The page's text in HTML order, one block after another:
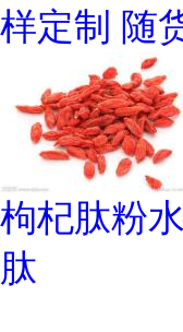
样定制 随
枸杞肽粉
肽